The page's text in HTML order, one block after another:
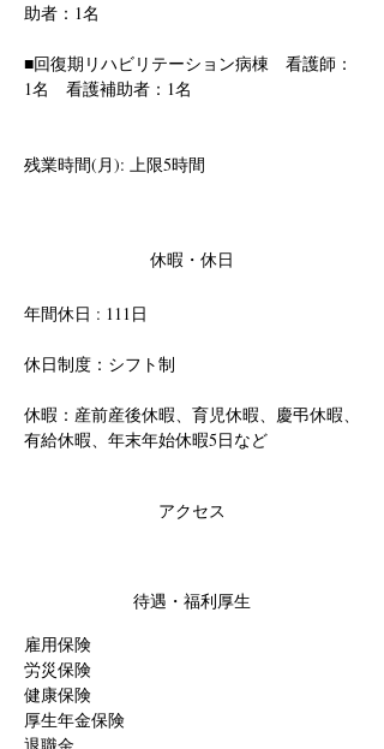
助者：1名
■回復期リハビリテーション病棟　看護師：
1名　看護補助者：1名
残業時間(月): 上限5時間
休暇・休日
年間休日 : 111日
休日制度：シフト制
休暇：産前産後休暇、育児休暇、慶弔休暇、
有給休暇、年末年始休暇5日など
アクセス
待遇・福利厚生
雇用保険
労災保険
健康保険
厚生年金保険